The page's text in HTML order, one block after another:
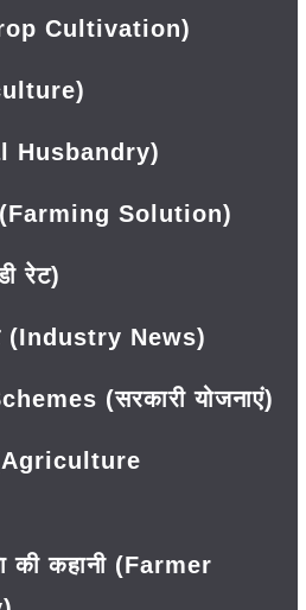
Cultivation)
Husbandry)
(Farming Solution)
रेट)
(Industry News)
(सरकारी योजनाएं)
(Agriculture
की कहानी (Farmer